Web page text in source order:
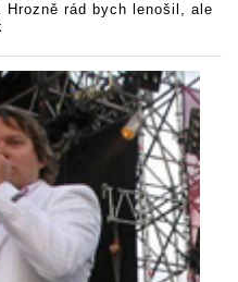
Hrozně rád bych lenošil, ale